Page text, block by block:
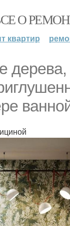
О
квартир
дерева,